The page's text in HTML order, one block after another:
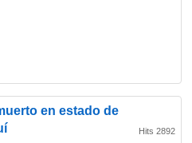
en estado de
Hits 2892